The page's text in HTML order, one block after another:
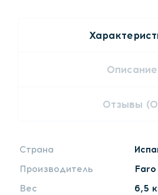
Описание
Отзывы
Страна
Производитель
Вес
6,5